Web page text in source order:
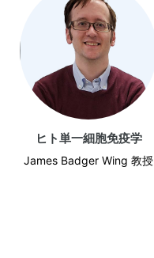
ヒト単一細胞免疫学
James Badger Wing 教授